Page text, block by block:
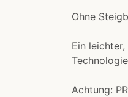
Ohne
Ein
Achtung: